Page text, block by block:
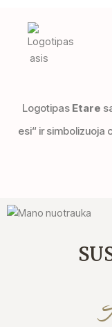
Logotipas Etare
esi“ ir simbolizuoja